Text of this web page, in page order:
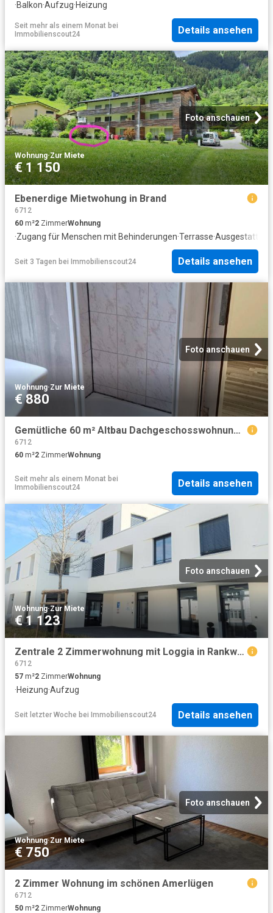
·Balkon·Aufzug·Heizung
Seit mehr als einem Monat bei
Immobilienscout24
Details ansehen
Foto anschauen
Wohnung·Zur Miete
€ 1 150
Ebenerdige Mietwohung in Brand
6712
60 m²2 ZimmerWohnung
·Zugang für Menschen mit Behinderungen·Terrasse·Ausgestattete
Seit 3 Tagen bei Immobilienscout24 Details ansehen
Foto anschauen
Wohnung·Zur Miete
€ 880
Gemütliche 60 m² Altbau Dachgeschosswohnung in zentraler Lage von Bürs – 880€ Warmmiete
6712
60 m²2 ZimmerWohnung
Seit mehr als einem Monat bei
Immobilienscout24
Details ansehen
Foto anschauen
Wohnung·Zur Miete
€ 1 123
Zentrale 2 Zimmerwohnung mit Loggia in Rankweil
6712
57 m²2 ZimmerWohnung
·Heizung·Aufzug
Seit letzter Woche bei Immobilienscout24 Details ansehen
Foto anschauen
Wohnung·Zur Miete
€ 750
2 Zimmer Wohnung im schönen Amerlügen
6712
50 m²2 ZimmerWohnung